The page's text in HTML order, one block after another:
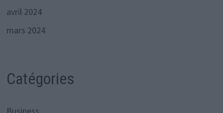
avril 2024
mars 2024
Catégories
Business